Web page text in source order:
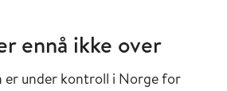
ennå ikke over
er under kontroll i Norge for